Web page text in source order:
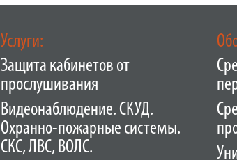
Услуги:
Защита кабинетов от
прослушивания
Видеонаблюдение. СКУД.
Охранно-пожарные системы.
СКС, ЛВС, ВОЛС.